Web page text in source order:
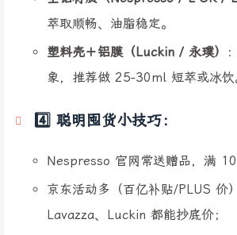
萃取顺畅、油脂稳定。
塑料壳＋铝膜（Luckin / 永璞）
象，推荐做 25-30ml 短萃或冰饮
4️⃣ 聪明囤货小技巧：
Nespresso 官网常送赠品，满
京东活动多（百亿补贴/PLUS 价）
Lavazza、Luckin 都能抄底价；